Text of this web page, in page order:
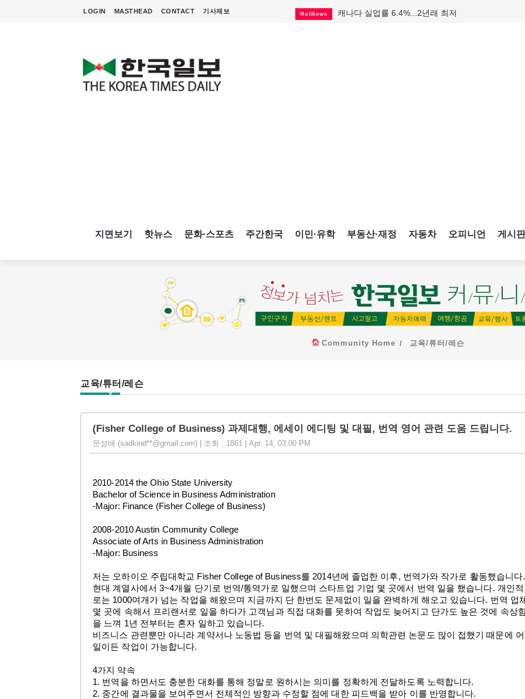
LOGIN MASTHEAD CONTACT 기사제보 HotNews 캐나다 실업률 6.4%...2년래 최저
지면보기 핫뉴스 문화·스포츠 주간한국 이민·유학 부동산·재정 자동차 오피니언 게시판
Community Home 교육/튜터/레슨
교육/튜터/레슨
(Fisher College of Business) 과제대행, 에세이 에디팅 및 대필, 번역 영어 관련 도움 드립니다.
문성배 (sadkind**@gmail.com) | 조회 : 1861 | Apr, 14, 03:00 PM
2010-2014 the Ohio State University
Bachelor of Science in Business Administration
-Major: Finance (Fisher College of Business)
2008-2010 Austin Community College
Associate of Arts in Business Administration
-Major: Business
저는 오하이오 주립대학교 Fisher College of Business를 2014년에 졸업한 이후, 번역가와 작가로 활동했습니다.
현대 계열사에서 3~4개월 단기로 번역/통역가로 일했으며 스타트업 기업 몇 곳에서 번역 일을 했습니다. 개인적
로는 1000여개가 넘는 작업을 해왔으며 지금까지 단 한번도 문제없이 일을 완벽하게 해오고 있습니다. 번역 업체
몇 곳에 속해서 프리랜서로 일을 하다가 고객님과 직접 대화를 못하여 작업도 늦어지고 단가도 높은 것에 속상
을 느껴 1년 전부터는 혼자 일하고 있습니다.
비즈니스 관련뿐만 아니라 계약서나 노동법 등을 번역 및 대필해왔으며 의학관련 논문도 많이 접했기 때문에 어
일이든 작업이 가능합니다.
4가지 약속
1. 번역을 하면서도 충분한 대화를 통해 정말로 원하시는 의미를 정확하게 전달하도록 노력합니다.
2. 중간에 결과물을 보여주면서 전체적인 방향과 수정할 점에 대한 피드백을 받아 이를 반영합니다.